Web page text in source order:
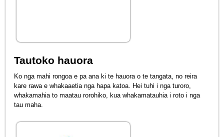
Tautoko hauora
Ko nga mahi rongoa e pa ana ki te hauora o te tangata, no reira
kare rawa e whakaaetia nga hapa katoa. Hei tuhi i nga turoro,
whakamahia to maatau rorohiko, kua whakamatauhia i roto i nga
tau maha.